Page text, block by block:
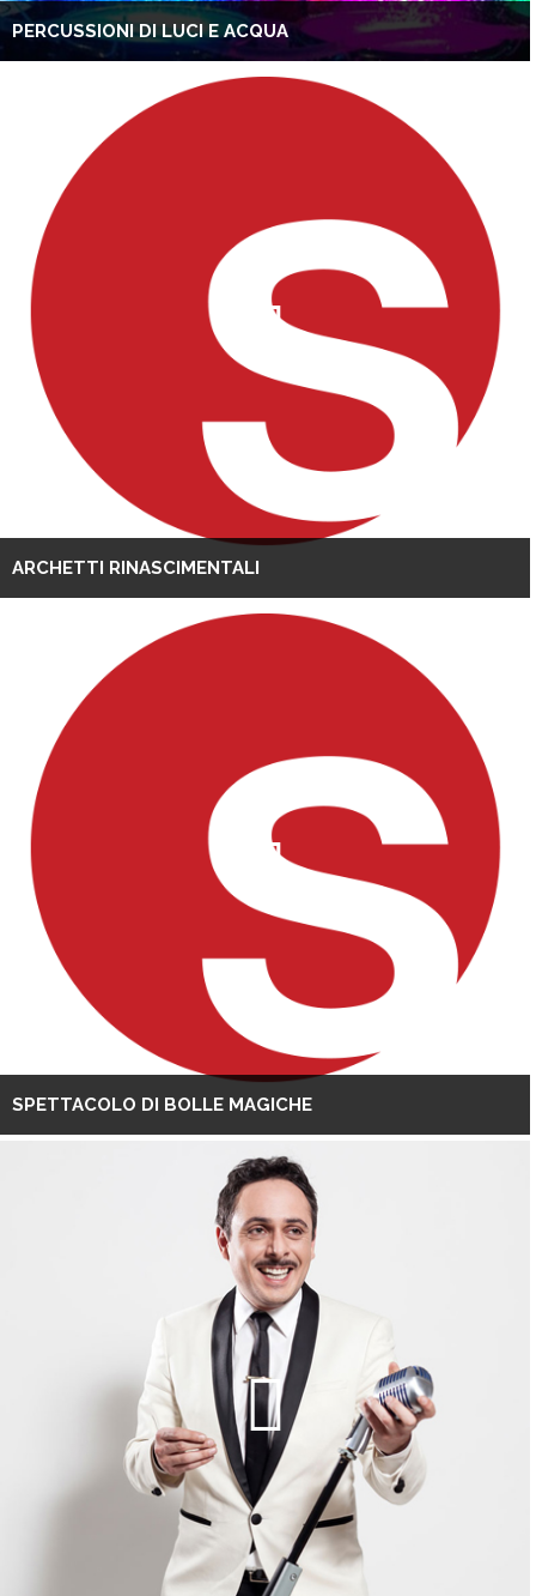
PERCUSSIONI DI LUCI E ACQUA
ARCHETTI RINASCIMENTALI
SPETTACOLO DI BOLLE MAGICHE